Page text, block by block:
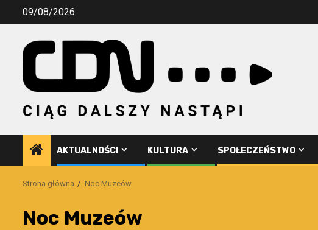
Przejdź09/08/2026
AKTUALNOŚCI KULTURA SPOŁECZEŃSTWO
Strona główna Noc Muzeów
Noc Muzeów